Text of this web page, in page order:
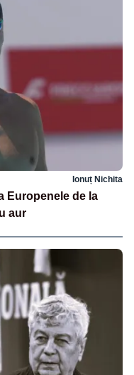
Ionuț Nichita
Europenele de la
aur